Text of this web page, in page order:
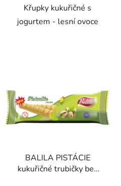
Křupky kukuřičné s
jogurtem - lesní ovoce
BALILA PISTÁCIE
kukuřičné trubičky bez